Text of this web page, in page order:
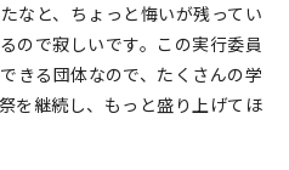
なと、ちょっと悔いが残ってい
ので寂しいです。この実行委員
きる団体なので、たくさんの学
を継続し、もっと盛り上げてほ